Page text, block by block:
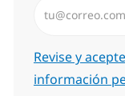
Required
Revise y
información